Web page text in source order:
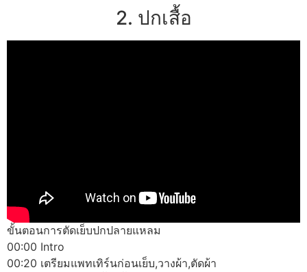
2. ปกเสื้อ
ขั้นตอนการตัดเย็บปกปลายแหลม
00:00 Intro
00:20 เตรียมแพทเทิร์นก่อนเย็บ,วางผ้า,ตัดผ้า